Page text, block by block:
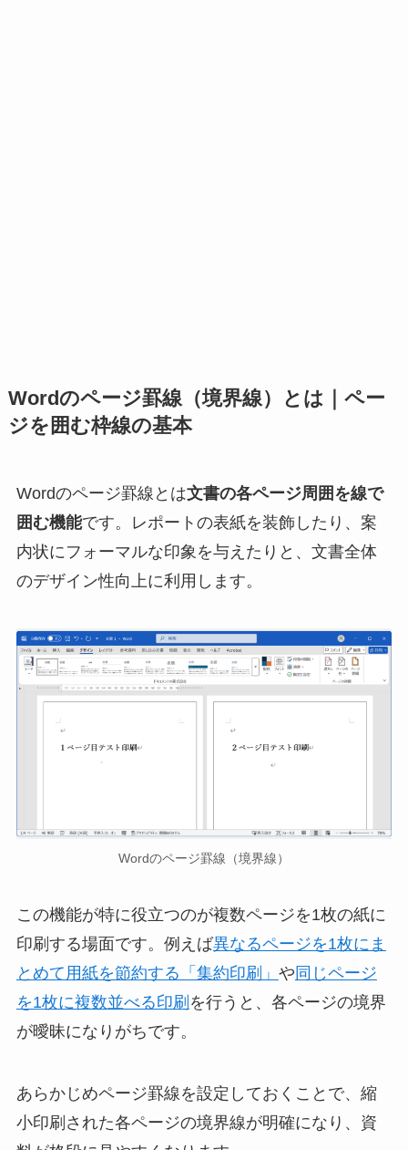
Wordのページ罫線（境界線）とは｜ペー
ジを囲む枠線の基本
Wordのページ罫線とは文書の各ページ周囲を線で
囲む機能です。レポートの表紙を装飾したり、案
内状にフォーマルな印象を与えたりと、文書全体
のデザイン性向上に利用します。
Wordのページ罫線（境界線）
この機能が特に役立つのが複数ページを1枚の紙に
印刷する場面です。例えば異なるページを1枚にま
とめて用紙を節約する「集約印刷」 や 同じページ
を1枚に複数並べる印刷 を行うと、各ページの境界
が曖昧になりがちです。
あらかじめページ罫線を設定しておくことで、縮
小印刷された各ページの境界線が明確になり、資